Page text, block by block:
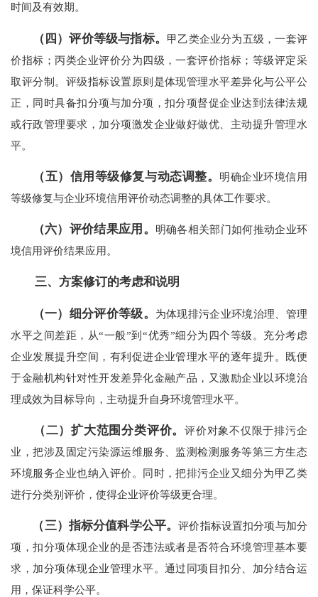
时间及有效期。
（四）评价等级与指标。
甲乙类企业分为五级，一套评
价指标；丙类企业评价分为四级，一套评价指标；等级评定采
取评分制。评级指标设置原则是体现管理水平差异化与公平公
正，同时具备扣分项与加分项，扣分项督促企业达到法律法规
或行政管理要求，加分项激发企业做好做优、主动提升管理水
平。
（五）信用等级修复与动态调整。
明确企业环境信用
等级修复与企业环境信用评价动态调整的具体工作要求。
（六）评价结果应用。
明确各相关部门如何推动企业环
境信用评价结果应用。
三、方案修订的考虑和说明
（一）细分评价等级。
为体现排污企业环境治理、管理
水平之间差距，从“一般”到“优秀”细分为四个等级。充分考虑
企业发展提升空间，有利促进企业管理水平的逐年提升。既便
于金融机构针对性开发差异化金融产品，又激励企业以环境治
理成效为目标导向，主动提升自身环境管理水平。
（二）扩大范围分类评价。评价对象不仅限于排污企
业，把涉及固定污染源运维服务、监测检测服务等第三方生态
环境服务企业也纳入评价。同时，把排污企业又细分为甲乙类
进行分类别评价，使得企业评价等级更合理。
（三）指标分值科学公平。评价指标设置扣分项与加分
项，扣分项体现企业的是否违法或者是否符合环境管理基本要
求，加分项体现企业管理水平。通过同项目扣分、加分结合运
用，保证科学公平。